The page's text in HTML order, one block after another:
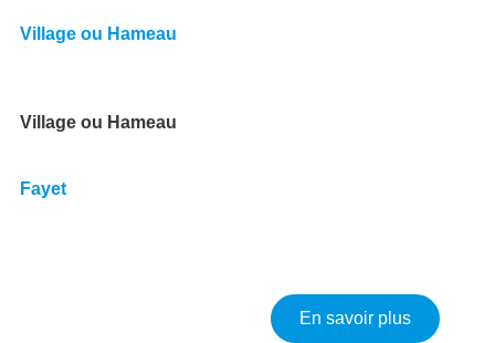
Village ou Hameau
Village ou Hameau
Fayet
En savoir plussur